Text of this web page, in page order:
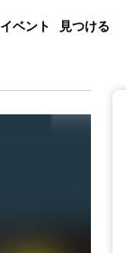
イベント 見つける